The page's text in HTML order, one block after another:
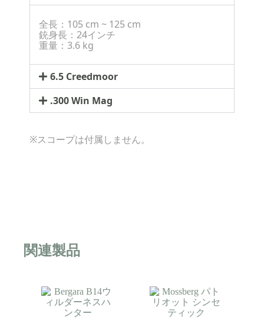
全長：105 cm ~ 125 cm
銃身長：24インチ
重量：3.6 kg
6.5 Creedmoor
.300 Win Mag
※スコープは付属しません。
関連製品